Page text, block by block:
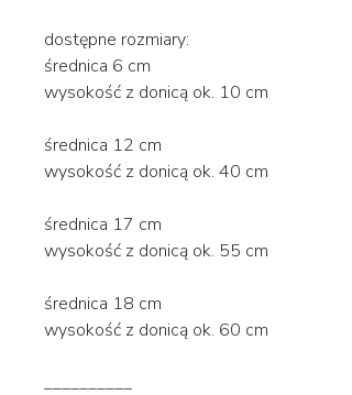
dostępne rozmiary:
średnica 6 cm
wysokość z donicą ok. 10 cm
średnica 12 cm
wysokość z donicą ok. 40 cm
średnica 17 cm
wysokość z donicą ok. 55 cm
średnica 18 cm
wysokość z donicą ok. 60 cm
__________